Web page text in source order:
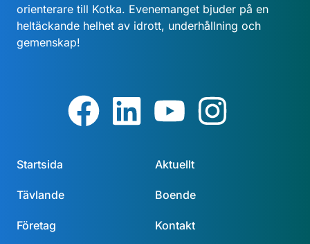
orienterare till Kotka. Evenemanget bjuder på en
heltäckande helhet av idrott, underhållning och
gemenskap!
Startsida
Tävlande
Företag
Aktuellt
Boende
Kontakt